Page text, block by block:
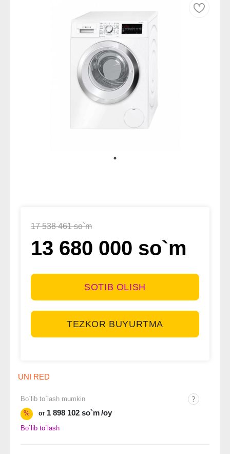
17 538 461 so`m
13 680 000 so`m
SOTIB OLISH
TEZKOR BUYURTMA
UNI RED
Bo`lib to`lash mumkin
%
от 1 898 102 so`m/oy
Bo`lib to`lash